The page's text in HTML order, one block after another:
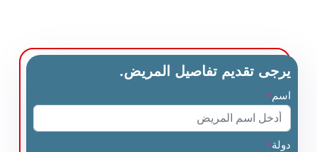
يرجى تقديم تفاصيل المريض.
اسم *
دولة*